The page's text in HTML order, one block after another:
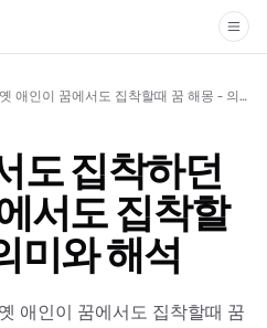
헤어지고 나서도 집착하던 옛 애인이 꿈에서도 집착할때 꿈 해몽 - 의미와 해석
도 집착하던
서도 집착할
미와 해석
애인이 꿈에서도 집착할때 꿈